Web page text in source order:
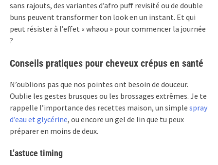
sans rajouts, des variantes d’afro puff revisité ou de double
buns peuvent transformer ton look en un instant. Et qui
peut résister à l’effet « whaou » pour commencer la journée
?
Conseils pratiques pour cheveux crépus en santé
N’oublions pas que nos pointes ont besoin de douceur.
Oublie les gestes brusques ou les brossages extrêmes. Je te
rappelle l’importance des recettes maison, un simple spray
d’eau et glycérine, ou encore un gel de lin que tu peux
préparer en moins de deux.
L’astuce timing